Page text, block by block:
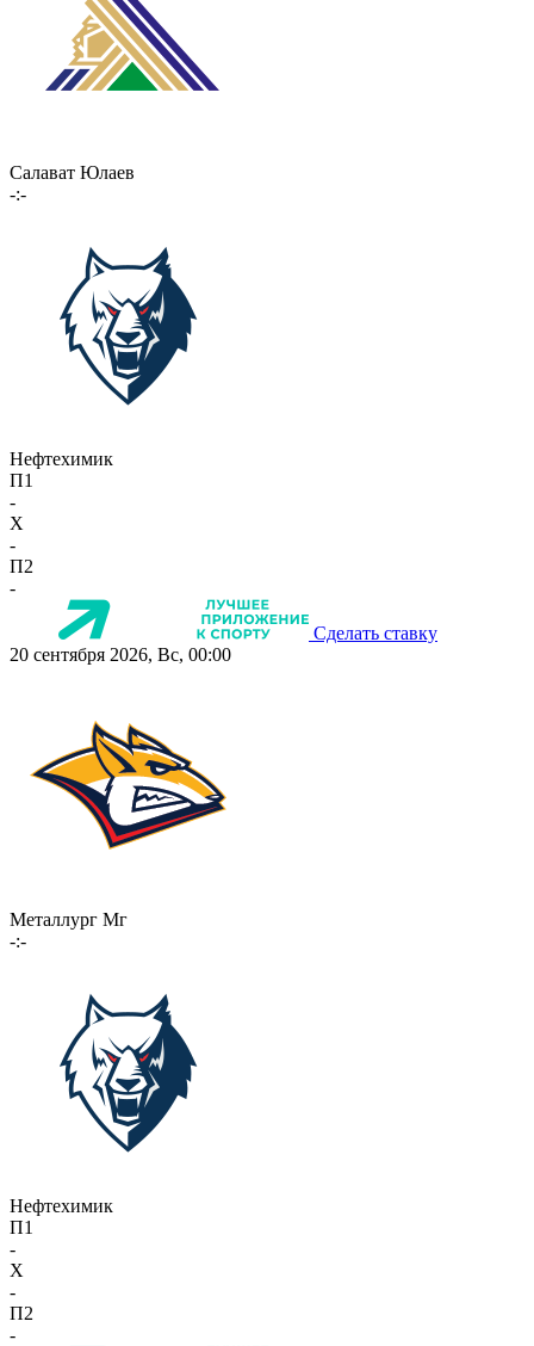
Салават Юлаев
-:-
Нефтехимик
П1
-
X
-
П2
-
Сделать ставку
20 сентября 2026, Вс, 00:00
Металлург Мг
-:-
Нефтехимик
П1
-
X
-
П2
-